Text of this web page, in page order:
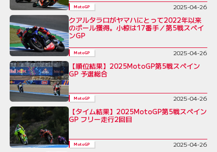
MotoGP 2025-04-26
クアルタラロがヤマハにとって2022年以来
のポール獲得。小椋は17番手／第5戦スペイ
ンGP
MotoGP 2025-04-26
【順位結果】2025MotoGP第5戦スペイン
GP 予選総合
MotoGP 2025-04-26
【タイム結果】2025MotoGP第5戦スペイン
GP フリー走行2回目
MotoGP 2025-04-26